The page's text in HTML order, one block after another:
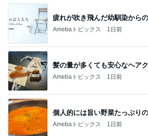
疲れが吹き飛んだ幼馴染から
Amebaトピックス 1日前
髪の量が多くても安心なヘア
Amebaトピックス 1日前
個人的には旨い野菜たっぷり
Amebaトピックス 1日前